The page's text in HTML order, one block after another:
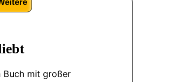
Buch mit großer